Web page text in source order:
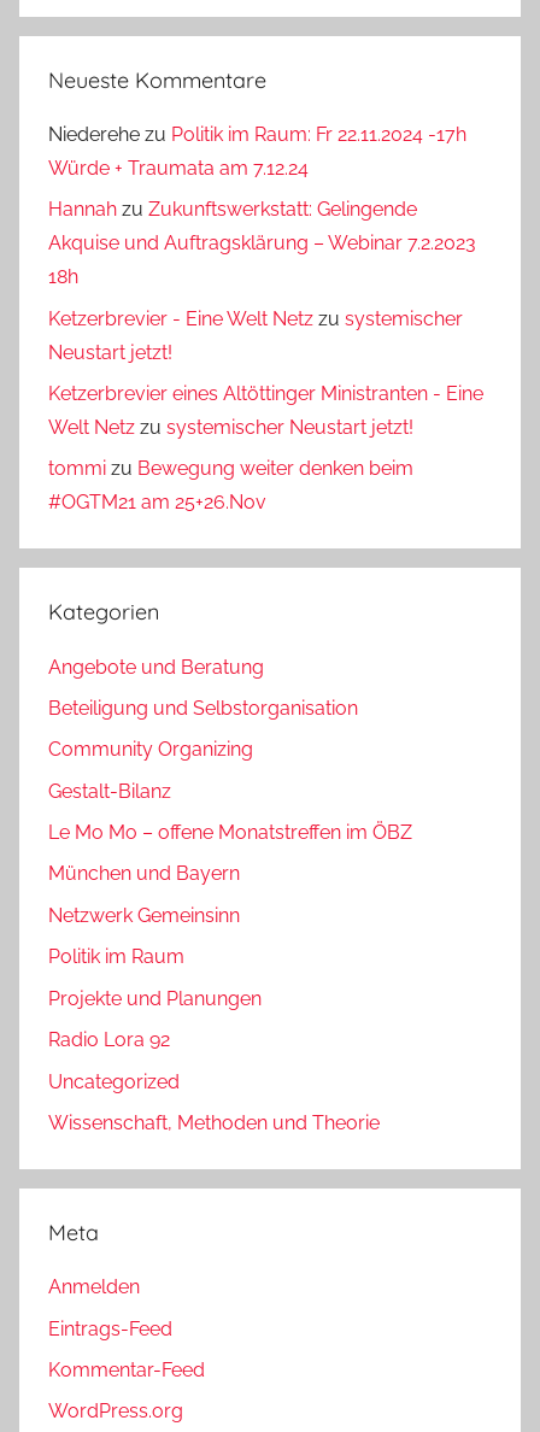
Neueste Kommentare
Niederehe zu Politik im Raum: Fr 22.11.2024 -17h
Würde + Traumata am 7.12.24
Hannah zu Zukunftswerkstatt: Gelingende
Akquise und Auftragsklärung – Webinar 7.2.2023
18h
Ketzerbrevier - Eine Welt Netz zu systemischer
Neustart jetzt!
Ketzerbrevier eines Altöttinger Ministranten - Eine
Welt Netz zu systemischer Neustart jetzt!
tommi zu Bewegung weiter denken beim
#OGTM21 am 25+26.Nov
Kategorien
Angebote und Beratung
Beteiligung und Selbstorganisation
Community Organizing
Gestalt-Bilanz
Le Mo Mo – offene Monatstreffen im ÖBZ
München und Bayern
Netzwerk Gemeinsinn
Politik im Raum
Projekte und Planungen
Radio Lora 92
Uncategorized
Wissenschaft, Methoden und Theorie
Meta
Anmelden
Eintrags-Feed
Kommentar-Feed
WordPress.org